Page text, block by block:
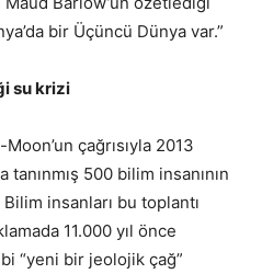
bir Üçüncü Dünya var.”
su krizi
çağrısıyla 2013
tanınmış 500 bilim insanının
Bilim insanları bu toplantı
11.000 yıl önce
“yeni bir jeolojik çağ”